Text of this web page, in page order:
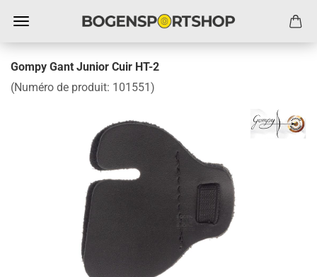
Gompy Gant Junior Cuir HT-2
(Numéro de produit: 101551)